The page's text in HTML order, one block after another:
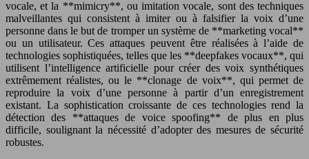
vocale, et la **mimicry**, ou imitation vocale, sont des techniques
malveillantes qui consistent à imiter ou à falsifier la voix d’une
personne dans le but de tromper un système de **marketing vocal**
ou un utilisateur. Ces attaques peuvent être réalisées à l’aide de
technologies sophistiquées, telles que les **deepfakes vocaux**, qui
utilisent l’intelligence artificielle pour créer des voix synthétiques
extrêmement réalistes, ou le **clonage de voix**, qui permet de
reproduire la voix d’une personne à partir d’un enregistrement
existant. La sophistication croissante de ces technologies rend la
détection des **attaques de voice spoofing** de plus en plus
difficile, soulignant la nécessité d’adopter des mesures de sécurité
robustes.